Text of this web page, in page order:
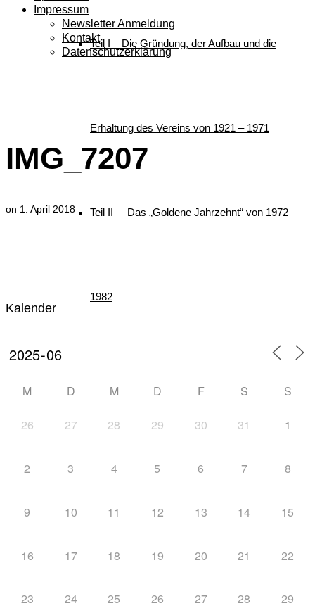
Teil I – Die Gründung, der Aufbau und die
Erhaltung des Vereins von 1921 – 1971
Teil II – Das „Goldene Jahrzehnt“ von 1972 –
1982
von 1982 – 1996
Teil IV – Die nordische Skijugend der Welt zu
Impressum
Newsletter Anmeldung
Kontakt
Datenschutzerklärung
IMG_7207
on 1. April 2018
Kalender
M D M D F S S
26 27 28 29 30 31 1
2 3 4 5 6 7 8
9 10 11 12 13 14 15
16 17 18 19 20 21 22
23 24 25 26 27 28 29